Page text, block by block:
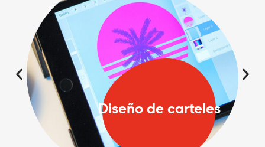
Diseño de carteles